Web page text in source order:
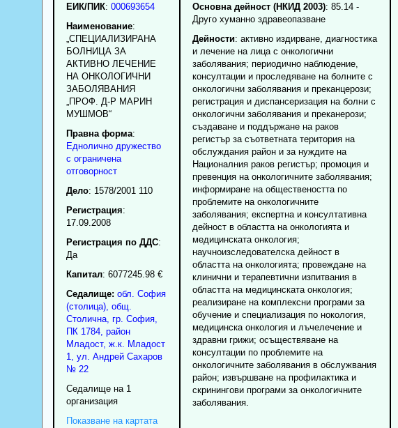
ЕИК/ПИК: 000693654
Наименование:
„СПЕЦИАЛИЗИРАНА
БОЛНИЦА ЗА
АКТИВНО ЛЕЧЕНИЕ
НА ОНКОЛОГИЧНИ
ЗАБОЛЯВАНИЯ
„ПРОФ. Д-Р МАРИН
МУШМОВ“
Правна форма:
Еднолично дружество
с ограничена
отговорност
Дело: 1578/2001 110
Регистрация:
17.09.2008
Регистрация по ДДС:
Да
Капитал: 6077245.98 €
Седалище: обл. София
(столица), общ.
Столична, гр. София,
ПК 1784, район
Младост, ж.к. Младост
1, ул. Андрей Сахаров
№ 22
Седалище на 1
организация
Показване на картата
Основна дейност (НКИД 2003): 85.14 -
Друго хуманно здравеопазване
Дейности: активно издирване, диагностика
и лечение на лица с онкологични
заболявания; периодично наблюдение,
консултации и проследяване на болните с
онкологични заболявания и преканцерози;
регистрация и диспансеризация на болни с
онкологични заболявания и преканерози;
създаване и поддържане на раков
регистър за съответната територия на
обслуждания район и за нуждите на
Националния раков регистър; промоция и
превенция на онкологичните заболявания;
информиране на обществеността по
проблемите на онкологичните
заболявания; експертна и консултативна
дейност в областта на онкологията и
медицинската онкология;
научноизследователска дейност в
областта на онкологията; провеждане на
клинични и терапевтични изпитвания в
областта на медицинската онкология;
реализиране на комплексни програми за
обучение и специализация по нокология,
медицинска онкология и лъчелечение и
здравни грижи; осъществяване на
консултации по проблемите на
онкологичните заболявания в обслужвания
район; извършване на профилактика и
скринингови програми за онкологичните
заболявания.